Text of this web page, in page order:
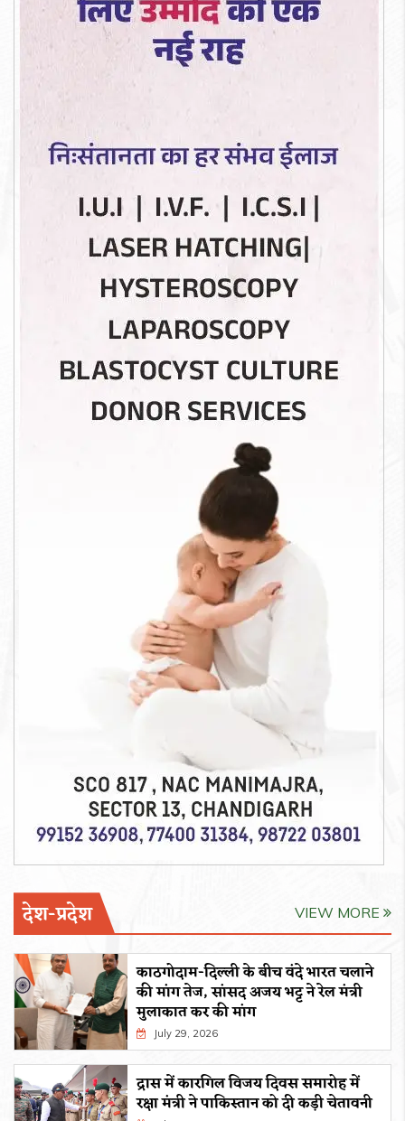
देश-प्रदेश VIEW MORE
काठगोदाम-दिल्ली के बीच वंदे भारत चलाने
की मांग तेज, सांसद अजय भट्ट ने रेल मंत्री
मुलाकात कर की मांग
July 29, 2026
द्रास में कारगिल विजय दिवस समारोह में
रक्षा मंत्री ने पाकिस्तान को दी कड़ी चेतावनी